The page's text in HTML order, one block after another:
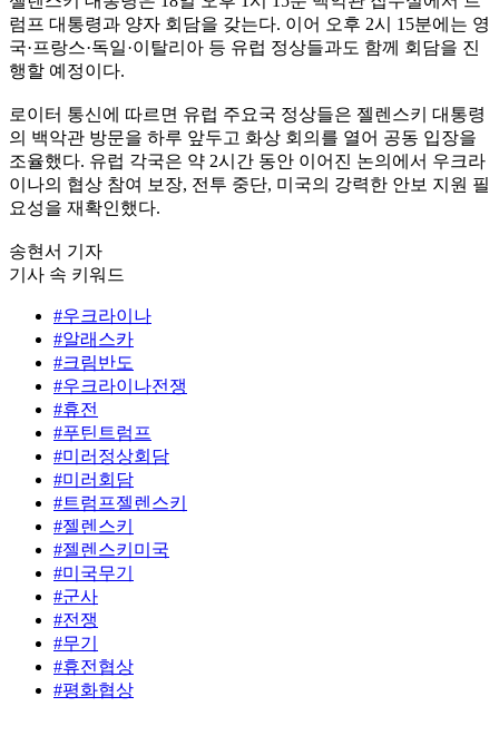
럼프 대통령과 양자 회담을 갖는다. 이어 오후 2시 15분에는 영
국·프랑스·독일·이탈리아 등 유럽 정상들과도 함께 회담을 진
행할 예정이다.
로이터 통신에 따르면 유럽 주요국 정상들은 젤렌스키 대통령
의 백악관 방문을 하루 앞두고 화상 회의를 열어 공동 입장을
조율했다. 유럽 각국은 약 2시간 동안 이어진 논의에서 우크라
이나의 협상 참여 보장, 전투 중단, 미국의 강력한 안보 지원 필
요성을 재확인했다.
송현서 기자
기사 속 키워드
#우크라이나
#알래스카
#크림반도
#우크라이나전쟁
#휴전
#푸틴트럼프
#미러정상회담
#미러회담
#트럼프젤렌스키
#젤렌스키
#젤렌스키미국
#미국무기
#군사
#전쟁
#무기
#휴전협상
#평화협상